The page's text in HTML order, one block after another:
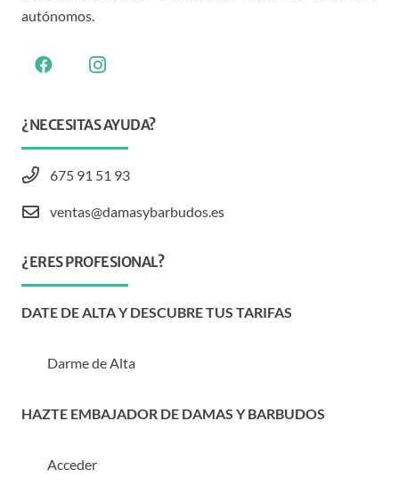
autónomos.
¿NECESITAS AYUDA?
675 91 51 93
ventas@damasybarbudos.es
¿ERES PROFESIONAL?
DATE DE ALTA Y DESCUBRE TUS TARIFAS
Darme de Alta
HAZTE EMBAJADOR DE DAMAS Y BARBUDOS
Acceder